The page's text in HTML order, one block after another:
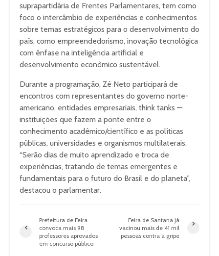
suprapartidária de Frentes Parlamentares, tem como
foco o intercâmbio de experiências e conhecimentos
sobre temas estratégicos para o desenvolvimento do
país, como empreendedorismo, inovação tecnológica
com ênfase na inteligência artificial e
desenvolvimento econômico sustentável.
Durante a programação, Zé Neto participará de
encontros com representantes do governo norte-
americano, entidades empresariais, think tanks —
instituições que fazem a ponte entre o
conhecimento acadêmico/científico e as políticas
públicas, universidades e organismos multilaterais.
“Serão dias de muito aprendizado e troca de
experiências, tratando de temas emergentes e
fundamentais para o futuro do Brasil e do planeta”,
destacou o parlamentar.
Prefeitura de Feira
convoca mais 98
professores aprovados
em concurso público
Feira de Santana já
vacinou mais de 41 mil
pessoas contra a gripe